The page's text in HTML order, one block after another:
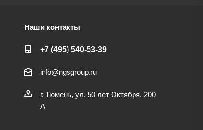
Наши контакты
+7 (495) 540-53-39
info@ngsgroup.ru
г. Тюмень, ул. 50 лет Октября, 200
А